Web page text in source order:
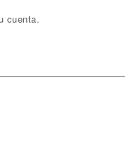
cuenta.